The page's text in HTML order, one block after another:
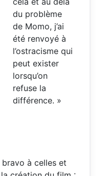
du problème
de Momo, j’ai
été renvoyé à
l’ostracisme qui
peut exister
lorsqu’on
refuse la
différence. »
à celles et